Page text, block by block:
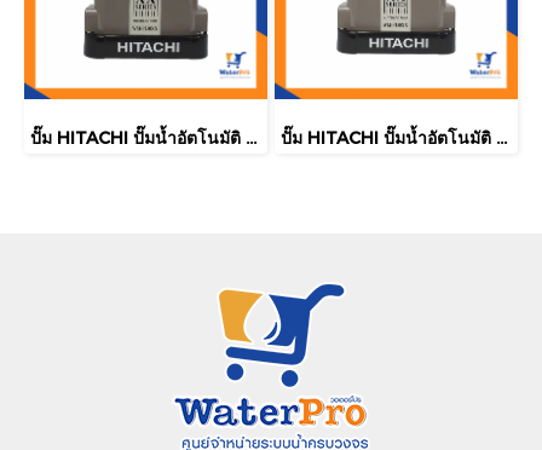
ปั๊ม HITACHI ปั๊มน้ำอัตโนมัติ 350W รุ่นWM-P350XX ปั๊ม HITACHI ปั๊มน้ำอัตโนมัติ 150W รุ่นWM-P150XX